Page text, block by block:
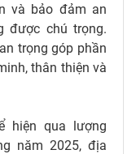
và bảo đảm an
được chú trọng.
trọng góp phần
thân thiện và
hiện qua lượng
năm 2025, địa